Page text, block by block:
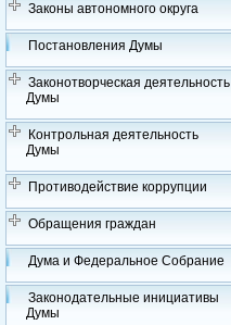
Законы автономного округа
Постановления Думы
Законотворческая деятельность
Думы
Контрольная деятельность
Думы
Противодействие коррупции
Обращения граждан
Дума и Федеральное Собрание
Законодательные инициативы
Думы